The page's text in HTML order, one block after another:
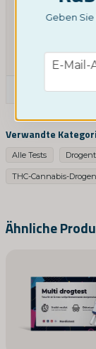
Ähnliche
bestellen.
Wohlbefinden
Gesundheit
Eine
question
Fragen Sie
Ja, Sie
Verwandte
Alle Tests
THC-Cannabis-
Geben Sie
email
E-Mail-